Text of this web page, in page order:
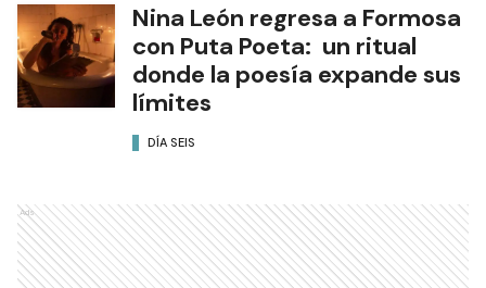
Nina León regresa a Formosa
con Puta Poeta: un ritual
donde la poesía expande sus
límites
DÍA SEIS
Ads